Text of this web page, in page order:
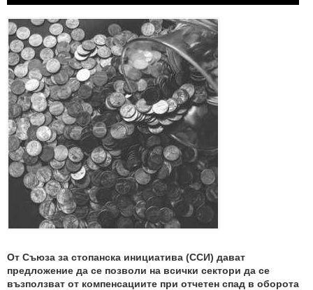
От Съюза за стопанска инициатива (ССИ) дават
предложение да се позволи на всички сектори да се
възползват от компенсациите при отчетен спад в оборота